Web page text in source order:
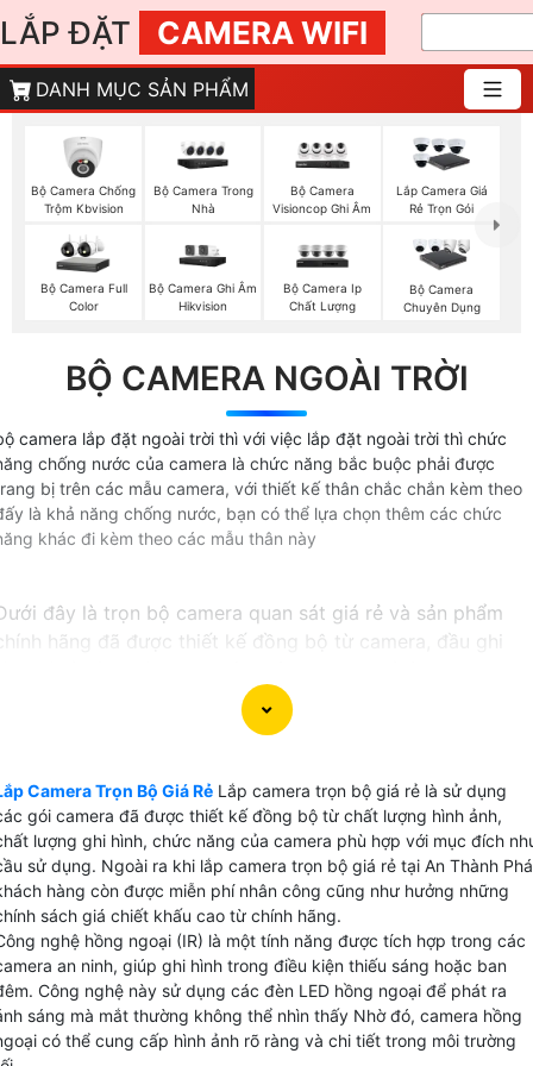
LẮP ĐẶT CAMERA WIFI
DANH MỤC SẢN PHẨM
Bộ Camera Chống
Trộm Kbvision
Bộ Camera Trong
Nhà
Bộ Camera
Visioncop Ghi Âm
Lắp Camera Giá
Rẻ Trọn Gói
Bộ Camera Full
Color
Bộ Camera Ghi Âm
Hikvision
Bộ Camera Ip
Chất Lượng
Bộ Camera
Chuyên Dụng
BỘ CAMERA NGOÀI TRỜI
camera lắp đặt ngoài trời thì với việc lắp đặt ngoài trời thì chức
chống nước của camera là chức năng bắc buộc phải được
bị trên các mẫu camera, với thiết kế thân chắc chắn kèm theo
là khả năng chống nước, bạn có thể lựa chọn thêm các chức
khác đi kèm theo các mẫu thân này
đây là trọn bộ camera quan sát giá rẻ và sản phẩm
hãng đã được thiết kế đồng bộ từ camera, đầu ghi
Lắp camera quan sát trọn bộ có rất nhiều lựa chọn và
thuộc vào mục đích sử dụng cho văn phòng, hay lắp
cửa hàng và nhà xưởng có những gói camera với
kế khác nhau và hình ảnh chất lượng cho mỗi yêu cầu
khác sau đây là những bộ camera quan sát thiết kế
Camera Sử Dụng
Trọn Bộ
Camera Trọn Bộ Giá Rẻ Lắp camera trọn bộ giá rẻ là sử dụng
gói camera đã được thiết kế đồng bộ từ chất lượng hình ảnh,
lượng ghi hình, chức năng của camera phù hợp với mục đích
sử dụng. Ngoài ra khi lắp camera trọn bộ giá rẻ tại An Thành
hàng còn được miễn phí nhân công cũng như hưởng những
sách giá chiết khấu cao từ chính hãng.
nghệ hồng ngoại (IR) là một tính năng được tích hợp trong các
an ninh, giúp ghi hình trong điều kiện thiếu sáng hoặc ban
Công nghệ này sử dụng các đèn LED hồng ngoại để phát ra
sáng mà mắt thường không thể nhìn thấy Nhờ đó, camera hồng
có thể cung cấp hình ảnh rõ ràng và chi tiết trong môi trường